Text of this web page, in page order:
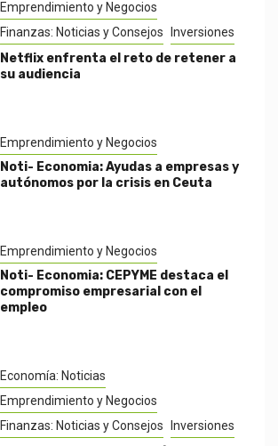
Emprendimiento y Negocios
Finanzas: Noticias y Consejos
Inversiones
Netflix enfrenta el reto de retener a
su audiencia
Emprendimiento y Negocios
Noti- Economia: Ayudas a empresas y
autónomos por la crisis en Ceuta
Emprendimiento y Negocios
Noti- Economia: CEPYME destaca el
compromiso empresarial con el
empleo
Economía: Noticias
Emprendimiento y Negocios
Finanzas: Noticias y Consejos
Inversiones